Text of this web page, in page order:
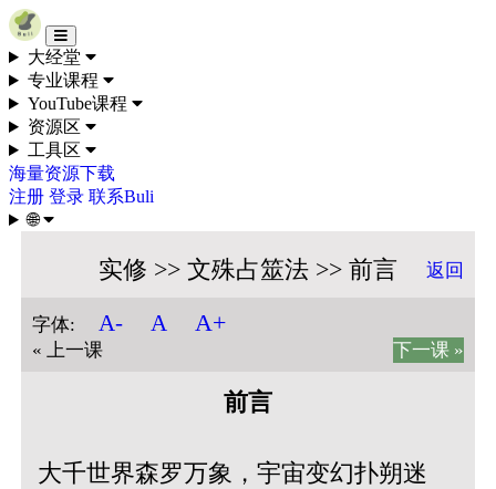
Skip to content
大经堂
专业课程
YouTube课程
资源区
工具区
海量资源下载
注册 登录 联系Buli
🌐
实修 >> 文殊占筮法 >> 前言 返回
字体: A- A A+
« 上一课 下一课 »
前言
大千世界森罗万象，宇宙变幻扑朔迷